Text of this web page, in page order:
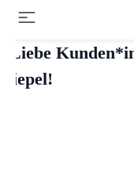
"Liebe
Niepel!